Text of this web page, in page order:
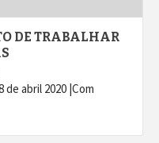
DE TRABALHAR
de abril 2020 |Com